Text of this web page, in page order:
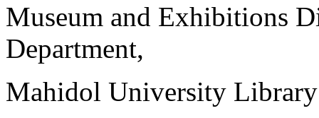
Museum and Exhibitions
Department,
Mahidol University